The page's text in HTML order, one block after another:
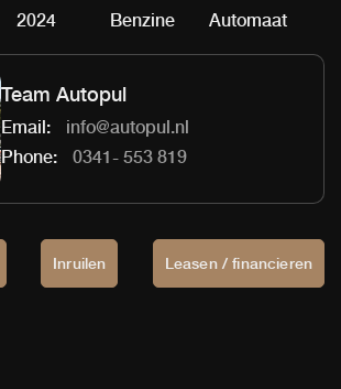
2024 Benzine Automaat
Team Autopul
Email:
info@autopul.nl
Phone:
0341- 553 819
Inruilen Leasen / financieren